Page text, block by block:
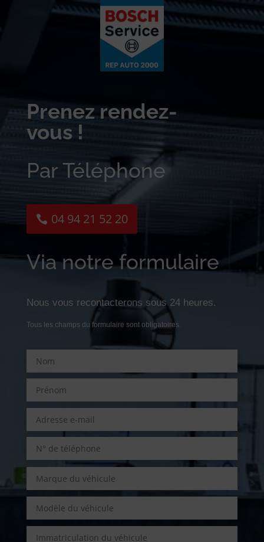
Prenez rendez-
vous !
Par Téléphone
04 94 21 52 20
Via notre formulaire
Nous vous recontacterons sous 24 heures.
Tous les champs du formulaire sont obligatoires.